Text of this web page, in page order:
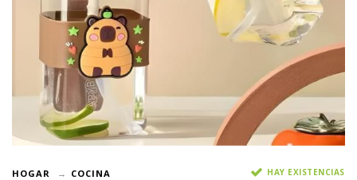
HOGAR COCINA HAY EXISTENCIAS